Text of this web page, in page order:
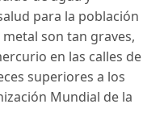
para la población
son tan graves,
en las calles de
superiores a los
Mundial de la